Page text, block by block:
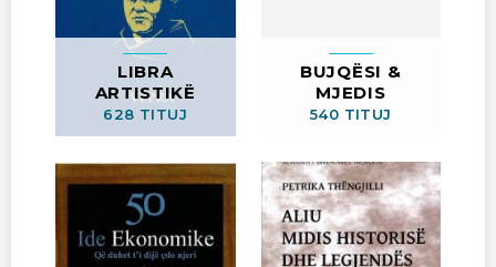
LIBRA
ARTISTIKË
628 TITUJ
BUJQËSI &
MJEDIS
540 TITUJ